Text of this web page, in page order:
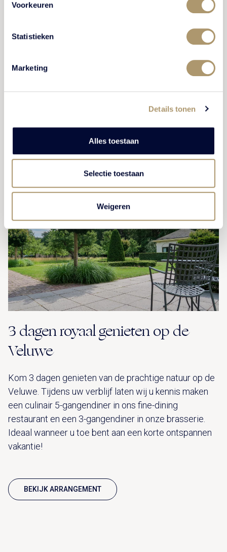
Voorkeuren
Statistieken
Marketing
Details tonen
Alles toestaan
Selectie toestaan
Weigeren
VIP-arrangement
Geniet vorstelijk in alle luxe met het VIP-arrangement.
en overnachting in een van onze suites.
BEKIJK ARRANGEMENT
3 dagen royaal genieten op de
Veluwe
Kom 3 dagen genieten van de prachtige natuur op de
Veluwe. Tijdens uw verblijf laten wij u kennis maken
een culinair 5-gangendiner in ons fine-dining
restaurant en een 3-gangendiner in onze brasserie.
Ideaal wanneer u toe bent aan een korte ontspannen
vakantie!
BEKIJK ARRANGEMENT